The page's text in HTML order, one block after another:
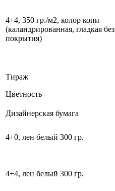
4+4, 350 гр./м2, колор копи
(каландрированная, гладкая без
покрытия)
Тираж
Цветность
Дизайнерская бумага
4+0, лен белый 300 гр.
4+4, лен белый 300 гр.